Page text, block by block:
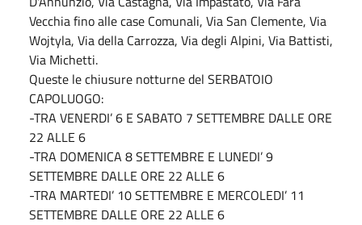
Vecchia fino alle case Comunali, Via San Clemente, Via
Wojtyla, Via della Carrozza, Via degli Alpini, Via Battisti,
Via Michetti.
Queste le chiusure notturne del SERBATOIO
CAPOLUOGO:
-TRA VENERDI’ 6 E SABATO 7 SETTEMBRE DALLE ORE
22 ALLE 6
-TRA DOMENICA 8 SETTEMBRE E LUNEDI’ 9
SETTEMBRE DALLE ORE 22 ALLE 6
-TRA MARTEDI’ 10 SETTEMBRE E MERCOLEDI’ 11
SETTEMBRE DALLE ORE 22 ALLE 6